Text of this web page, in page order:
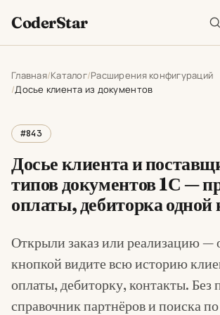
CoderStar
Главная Каталог Расширения конфигураций
Досье клиента из документов
#843
Досье клиента и
типов документов 1С —
оплаты, дебиторка одной
Открыли заказ или реализацию —
кнопкой видите всю историю
оплаты, дебиторку, контакты. Без
справочник партнёров и поиска